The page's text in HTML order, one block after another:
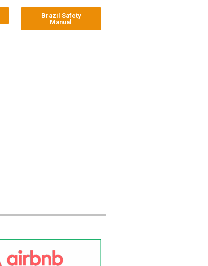
Brazil Safety
Manual